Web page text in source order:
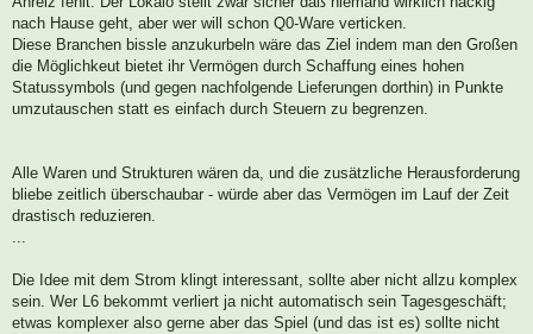
nach Hause geht, aber wer will schon Q0-Ware verticken.
Diese Branchen bissle anzukurbeln wäre das Ziel indem man den Großen
die Möglichkeut bietet ihr Vermögen durch Schaffung eines hohen
Statussymbols (und gegen nachfolgende Lieferungen dorthin) in Punkte
umzutauschen statt es einfach durch Steuern zu begrenzen.
Alle Waren und Strukturen wären da, und die zusätzliche Herausforderung
bliebe zeitlich überschaubar - würde aber das Vermögen im Lauf der Zeit
drastisch reduzieren.
...
Die Idee mit dem Strom klingt interessant, sollte aber nicht allzu komplex
sein. Wer L6 bekommt verliert ja nicht automatisch sein Tagesgeschäft;
etwas komplexer also gerne aber das Spiel (und das ist es) sollte nicht